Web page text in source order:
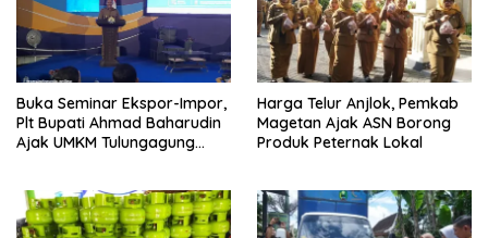
Buka Seminar Ekspor-Impor,
Plt Bupati Ahmad Baharudin
Ajak UMKM Tulungagung
Harga Telur Anjlok, Pemkab
Magetan Ajak ASN Borong
Produk Peternak Lokal